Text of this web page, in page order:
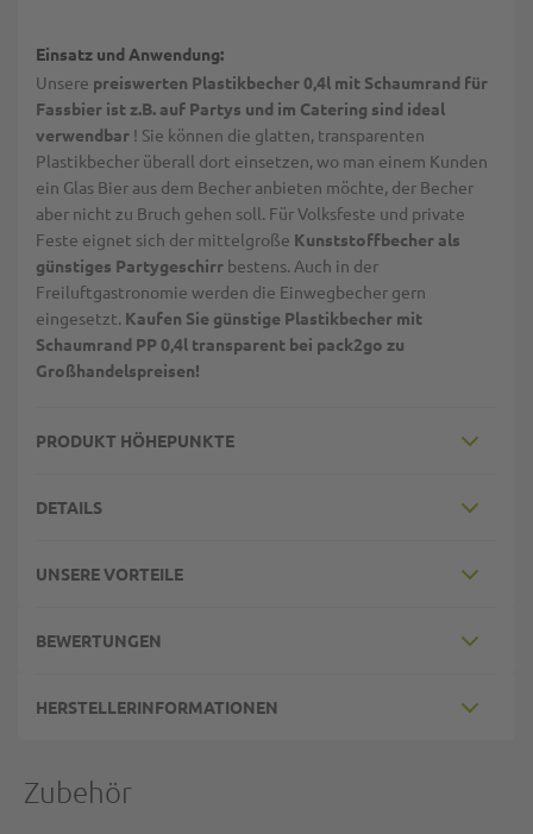
Einsatz und Anwendung:
Unsere preiswerten Plastikbecher 0,4l mit Schaumrand für
Fassbier ist z.B. auf Partys und im Catering sind ideal
verwendbar ! Sie können die glatten, transparenten
Plastikbecher überall dort einsetzen, wo man einem Kunden
ein Glas Bier aus dem Becher anbieten möchte, der Becher
aber nicht zu Bruch gehen soll. Für Volksfeste und private
Feste eignet sich der mittelgroße Kunststoffbecher als
günstiges Partygeschirr bestens. Auch in der
Freiluftgastronomie werden die Einwegbecher gern
eingesetzt. Kaufen Sie günstige Plastikbecher mit
Schaumrand PP 0,4l transparent bei pack2go zu
Großhandelspreisen!
PRODUKT HÖHEPUNKTE
DETAILS
UNSERE VORTEILE
BEWERTUNGEN
HERSTELLERINFORMATIONEN
Zubehör